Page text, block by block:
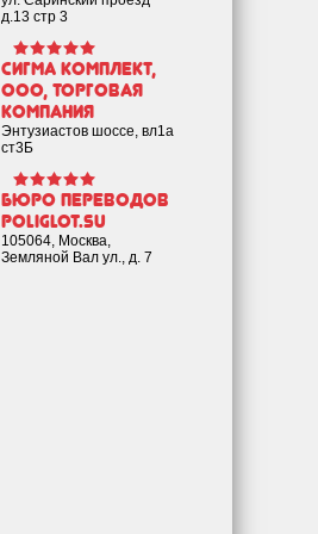
д.13 стр 3
Сигма Комплект,
ООО, торговая
компания
Энтузиастов шоссе, вл1а
ст3Б
Бюро переводов
poliglot.su
105064, Москва,
Земляной Вал ул., д. 7